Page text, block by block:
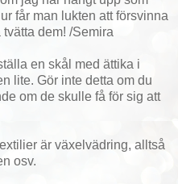
får man lukten att försvinna
dem! /Semira
en skål med ättika i
lite. Gör inte detta om du
om de skulle få för sig att
är växelvädring, alltså
osv.